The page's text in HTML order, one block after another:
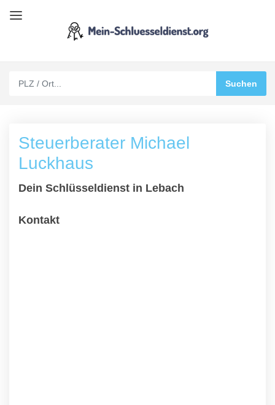
Steuerberater Michael
Luckhaus
Dein Schlüsseldienst in Lebach
Kontakt